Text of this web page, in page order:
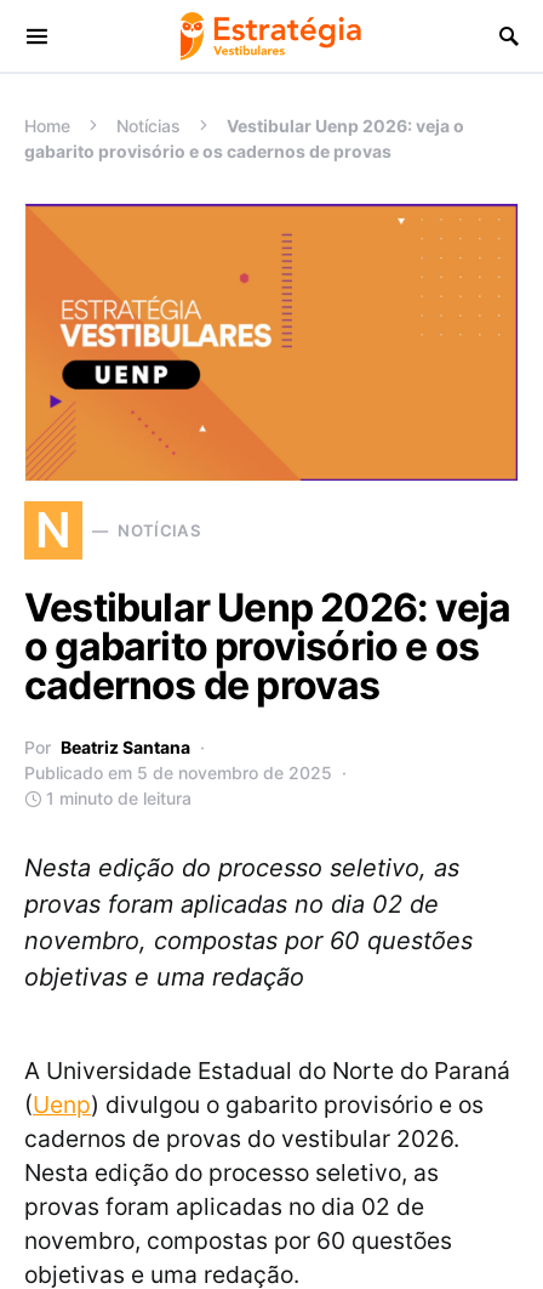
Procurar:
Home Notícias
Vestibular Uenp 2026: veja o
gabarito provisório e os cadernos de provas
N NOTÍCIAS
Vestibular Uenp 2026: veja
o gabarito provisório e os
cadernos de provas
Por Beatriz Santana
Publicado em 5 de novembro de 2025
1 minuto de leitura
Nesta edição do processo seletivo, as
provas foram aplicadas no dia 02 de
novembro, compostas por 60 questões
objetivas e uma redação
A Universidade Estadual do Norte do Paraná
(Uenp) divulgou o gabarito provisório e os
cadernos de provas do vestibular 2026.
Nesta edição do processo seletivo, as
provas foram aplicadas no dia 02 de
novembro, compostas por 60 questões
objetivas e uma redação.